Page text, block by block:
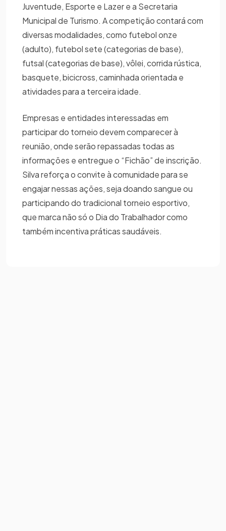
Juventude, Esporte e Lazer e a Secretaria
Municipal de Turismo. A competição contará com
diversas modalidades, como futebol onze
(adulto), futebol sete (categorias de base),
futsal (categorias de base), vôlei, corrida rústica,
basquete, bicicross, caminhada orientada e
atividades para a terceira idade.
Empresas e entidades interessadas em
participar do torneio devem comparecer à
reunião, onde serão repassadas todas as
informações e entregue o “Fichão” de inscrição.
Silva reforça o convite à comunidade para se
engajar nessas ações, seja doando sangue ou
participando do tradicional torneio esportivo,
que marca não só o Dia do Trabalhador como
também incentiva práticas saudáveis.